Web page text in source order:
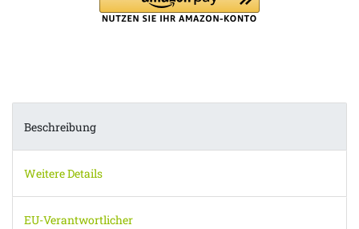
Beschreibung
Weitere Details
EU-Verantwortlicher